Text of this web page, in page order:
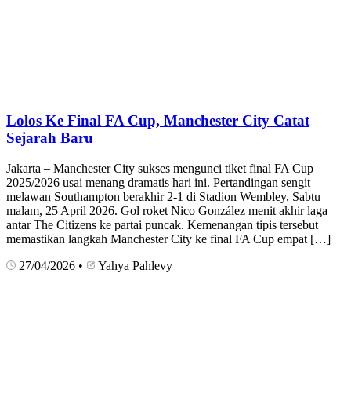
Lolos Ke Final FA Cup, Manchester City Catat
Sejarah Baru
Jakarta – Manchester City sukses mengunci tiket final FA Cup
2025/2026 usai menang dramatis hari ini. Pertandingan sengit
melawan Southampton berakhir 2-1 di Stadion Wembley, Sabtu
malam, 25 April 2026. Gol roket Nico González menit akhir laga
antar The Citizens ke partai puncak. Kemenangan tipis tersebut
memastikan langkah Manchester City ke final FA Cup empat […]
27/04/2026 • Yahya Pahlevy